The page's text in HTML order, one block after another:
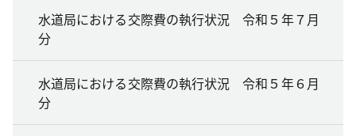
水道局における交際費の執行状況 令和５年７月
分
水道局における交際費の執行状況 令和５年６月
分